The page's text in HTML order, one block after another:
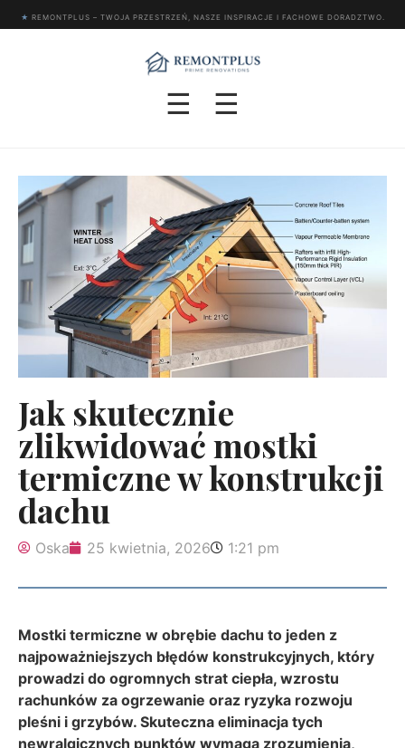
★ REMONTPLUS – TWOJA PRZESTRZEŃ, NASZE INSPIRACJE I FACHOWE DORADZTWO.
☰ ☰
Jak skutecznie
zlikwidować mostki
termiczne w konstrukcji
dachu
Oska 25 kwietnia, 2026 1:21 pm
Mostki termiczne w obrębie dachu to jeden z
najpoważniejszych błędów konstrukcyjnych, który
prowadzi do ogromnych strat ciepła, wzrostu
rachunków za ogrzewanie oraz ryzyka rozwoju
pleśni i grzybów. Skuteczna eliminacja tych
newralgicznych punktów wymaga zrozumienia,